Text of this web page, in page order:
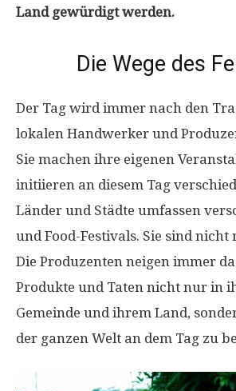
Land gewürdigt werden.
Die Wege des
Der Tag wird immer nach den
lokalen Handwerker und
Sie machen ihre eigenen
initiieren an diesem Tag
Länder und Städte umfassen
und Food-Festivals. Sie sind nicht
Die Produzenten neigen immer
Produkte und Taten nicht nur in
Gemeinde und ihrem Land,
der ganzen Welt an dem Tag zu